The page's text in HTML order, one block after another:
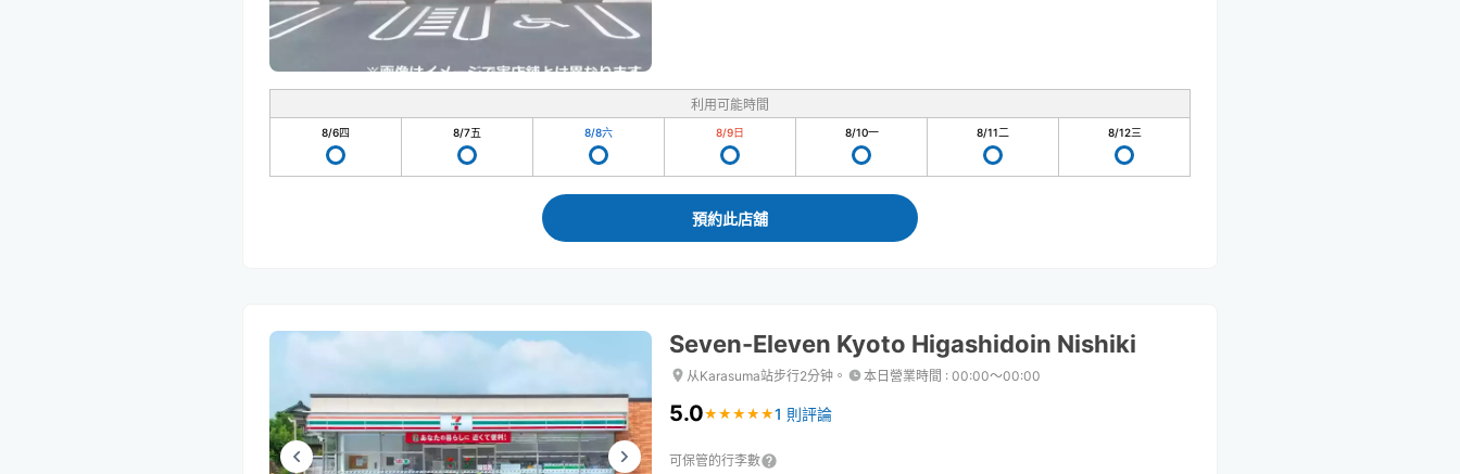
利用可能時間
8/6四 8/7五 8/8六 8/9日 8/10一 8/11二 8/12三
預約此店舖
Seven-Eleven Kyoto Higashidoin Nishiki
从Karasuma站步行2分钟。 本日營業時間 : 00:00〜00:00
5.0★ ★ ★ ★ ★
★ ★ ★ ★ ★1 則評論
可保管的行李數